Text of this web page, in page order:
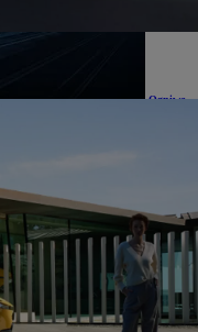
Ogniwa
Podróż